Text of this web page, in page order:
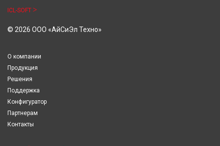
ICL-SOFT
© 2026 ООО «АйСиЭл Техно»
О компании
Продукция
Решения
Поддержка
Конфигуратор
Партнерам
Контакты